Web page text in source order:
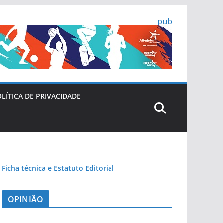
pub
DE PRIVACIDADE
Ficha técnica e Estatuto Editorial
OPINIÃO